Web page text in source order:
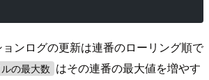
ンログの更新は連番のローリング順で
の最大数
はその連番の最大値を増やす